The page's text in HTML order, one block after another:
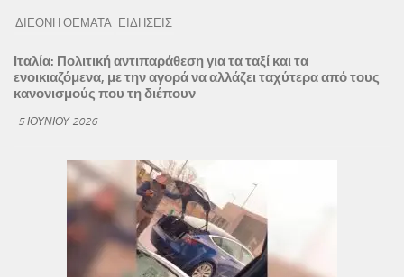
ΔΙΕΘΝΗ ΘΕΜΑΤΑ ΕΙΔΗΣΕΙΣ
Ιταλία: Πολιτική αντιπαράθεση για τα ταξί και τα
ενοικιαζόμενα, με την αγορά να αλλάζει ταχύτερα από τους
κανονισμούς που τη διέπουν
5 ΙΟΥΝΊΟΥ 2026